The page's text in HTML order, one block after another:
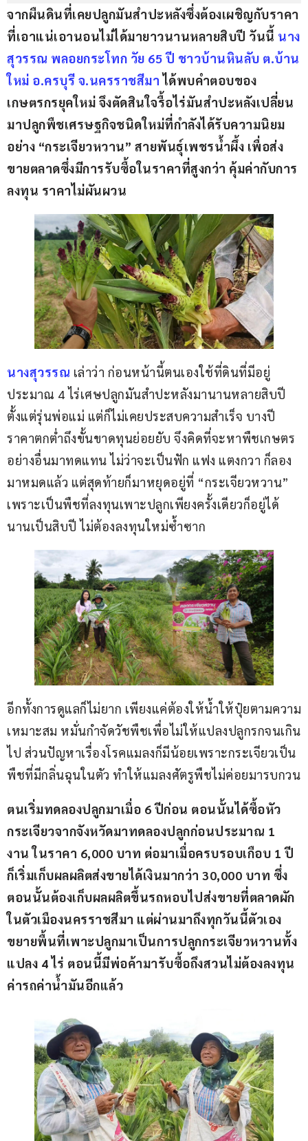
จากผืนดินที่เคยปลูกมันสำปะหลังซึ่งต้องเผชิญกับราคา
ที่เอาแน่เอานอนไม่ได้มายาวนานหลายสิบปี วันนี้ นาง
สุวรรณ พลอยกระโทก วัย 65 ปี ชาวบ้านหินลับ ต.บ้าน
ใหม่ อ.ครบุรี จ.นครราชสีมา ได้พบคำตอบของ
เกษตรกรยุคใหม่ จึงตัดสินใจรื้อไร่มันสำปะหลังเปลี่ยน
มาปลูกพืชเศรษฐกิจชนิดใหม่ที่กำลังได้รับความนิยม
อย่าง “กระเจียวหวาน” สายพันธุ์เพชรน้ำผึ้ง เพื่อส่ง
ขายตลาดซึ่งมีการรับซื้อในราคาที่สูงกว่า คุ้มค่ากับการ
ลงทุน ราคาไม่ผันผวน
นางสุวรรณ เล่าว่า ก่อนหน้านี้ตนเองใช้ที่ดินที่มีอยู่
ประมาณ 4 ไร่เศษปลูกมันสำปะหลังมานานหลายสิบปี
ตั้งแต่รุ่นพ่อแม่ แต่ก็ไม่เคยประสบความสำเร็จ บางปี
ราคาตกต่ำถึงขั้นขาดทุนย่อยยับ จึงคิดที่จะหาพืชเกษตร
อย่างอื่นมาทดแทน ไม่ว่าจะเป็นฟัก แฟง แตงกวา ก็ลอง
มาหมดแล้ว แต่สุดท้ายก็มาหยุดอยู่ที่ “กระเจียวหวาน”
เพราะเป็นพืชที่ลงทุนเพาะปลูกเพียงครั้งเดียวก็อยู่ได้
นานเป็นสิบปี ไม่ต้องลงทุนใหม่ซ้ำซาก
อีกทั้งการดูแลก็ไม่ยาก เพียงแค่ต้องให้น้ำให้ปุ๋ยตามความ
เหมาะสม หมั่นกำจัดวัชพืชเพื่อไม่ให้แปลงปลูกรกจนเกิน
ไป ส่วนปัญหาเรื่องโรคแมลงก็มีน้อยเพราะกระเจียวเป็น
พืชที่มีกลิ่นฉุนในตัว ทำให้แมลงศัตรูพืชไม่ค่อยมารบกวน
ตนเริ่มทดลองปลูกมาเมื่อ 6 ปีก่อน ตอนนั้นได้ซื้อหัว
กระเจียวจากจังหวัดมาทดลองปลูกก่อนประมาณ 1
งาน ในราคา 6,000 บาท ต่อมาเมื่อครบรอบเกือบ 1 ปี
ก็เริ่มเก็บผลผลิตส่งขายได้เงินมากว่า 30,000 บาท ซึ่ง
ตอนนั้นต้องเก็บผลผลิตขึ้นรถหอบไปส่งขายที่ตลาดผัก
ในตัวเมืองนครราชสีมา แต่ผ่านมาถึงทุกวันนี้ตัวเอง
ขยายพื้นที่เพาะปลูกมาเป็นการปลูกกระเจียวหวานทั้ง
แปลง 4 ไร่ ตอนนี้มีพ่อค้ามารับซื้อถึงสวนไม่ต้องลงทุน
ค่ารถค่าน้ำมันอีกแล้ว